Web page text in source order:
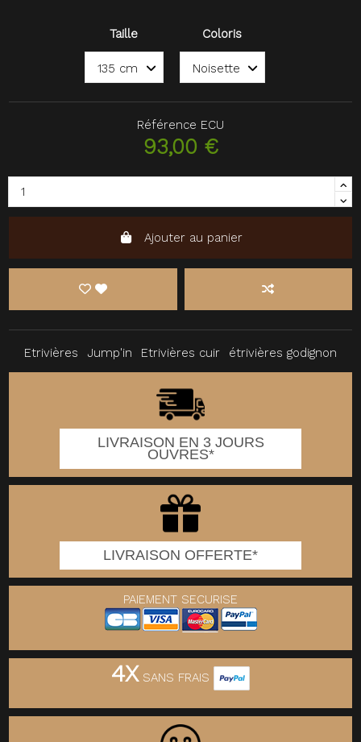
Taille Coloris
Référence ECU
93,00 €
Ajouter au panier
Etrivières Jump'in Etrivières cuir étrivières godignon
LIVRAISON EN 3 JOURS
OUVRES*
LIVRAISON OFFERTE*
PAIEMENT SECURISE
4XSANS FRAIS